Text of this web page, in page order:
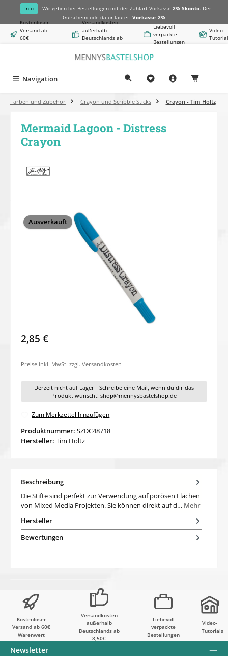
springen
Info Wir geben bei Bestellungen mit der Zahlart Vorkasse 2% Skonto. Der
Gutscheincode dafür lautet: Vorkasse_2%
Kostenloser
Versand ab
60€
Versandkosten
außerhalb
Deutschlands ab
Liebevoll
verpackte
Bestellungen
Video-
Navigation
Farben und Zubehör Crayon und Scribble Sticks Crayon - Tim Holtz
Mermaid Lagoon - Distress
Crayon
Bildergalerie überspringen
Ausverkauft
2,85 €
Preise inkl. MwSt. zzgl. Versandkosten
Derzeit nicht auf Lager - Schreibe eine Mail, wenn du dir das
Produkt wünscht! shop@mennysbastelshop.de
Zum Merkzettel hinzufügen
Produktnummer: SZDC48718
Hersteller: Tim Holtz
Beschreibung
Die Stifte sind perfekt zur Verwendung auf porösen Flächen
von Mixed Media Projekten. Sie können direkt auf d… Mehr
Hersteller
Bewertungen
Kostenloser
Versand ab 60€
Warenwert
Versandkosten
außerhalb
Deutschlands ab
8,50€
Liebevoll
verpackte
Bestellungen
Video-
Tutorials
Newsletter